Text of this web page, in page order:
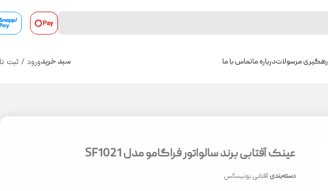
رهگیری مرسولاتدرباره ماتماس با ما 0
سبد خریدورود / ثبت
عینک آفتابی برند سالواتور فراگامو مدل SF1021
دسته‌بندی آفتابی یونیسکس